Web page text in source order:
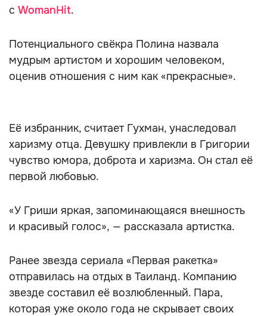
с WomanHit.
Потенциального свёкра Полина назвала
мудрым артистом и хорошим человеком,
оценив отношения с ним как «прекрасные».
Её избранник, считает Гухман, унаследовал
харизму отца. Девушку привлекли в Григории
чувство юмора, доброта и харизма. Он стал её
первой любовью.
«У Гриши яркая, запоминающаяся внешность
и красивый голос», — рассказала артистка.
Ранее звезда сериала «Первая ракетка»
отправилась на отдых в Таиланд. Компанию
звезде составил её возлюбленный. Пара,
которая уже около года не скрывает своих